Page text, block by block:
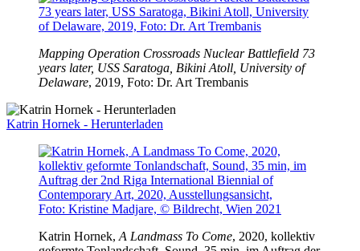
Mapping Operation Crossroads Nuclear Battlefield 73
years later, USS Saratoga, Bikini Atoll, University of
Delaware, 2019, Foto: Dr. Art Trembanis
Katrin Hornek - Herunterladen
Katrin Hornek, A Landmass To Come, 2020, kollektiv